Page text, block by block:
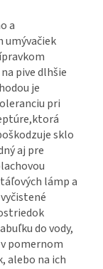
a
umývačiek
pive dlhšie
je
pri
sklo
aj pre
lámp a
do vody,
pomernom
alebo na ich